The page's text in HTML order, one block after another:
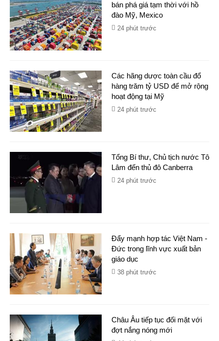
bán phá giá tạm thời với hồ
đào Mỹ, Mexico
24 phút trước
Các hãng dược toàn cầu đổ
hàng trăm tỷ USD để mở rộng
hoạt động tại Mỹ
24 phút trước
Tổng Bí thư, Chủ tịch nước Tô
Lâm đến thủ đô Canberra
24 phút trước
Đẩy mạnh hợp tác Việt Nam -
Đức trong lĩnh vực xuất bản
giáo dục
38 phút trước
Châu Âu tiếp tục đối mặt với
đợt nắng nóng mới